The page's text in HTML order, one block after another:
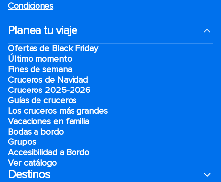
Condiciones.
Planea tu viaje
Ofertas de Black Friday
Último momento
Fines de semana
Cruceros de Navidad
Cruceros 2025-2026
Guías de cruceros
Los cruceros más grandes
Vacaciones en familia
Bodas a bordo
Grupos
Accesibilidad a Bordo
Ver catálogo
Destinos